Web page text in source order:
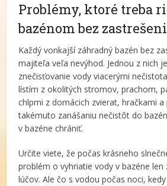
Problémy, ktoré treba
bazénom bez
Každý vonkajší záhradný bazén bez
majiteľa veľa nevýhod. Jednou z nich
znečisťovanie vody viacerými
lístím z okolitých stromov, prachom,
chlpmi z domácich zvierat, hračkami a
takémuto zanášaniu nečistôt do
v bazéne chrániť.
Určite viete, že počas krásneho
problém o vyhriatie vody v bazéne len
lúčov. Ale čo s vodou počas noci,